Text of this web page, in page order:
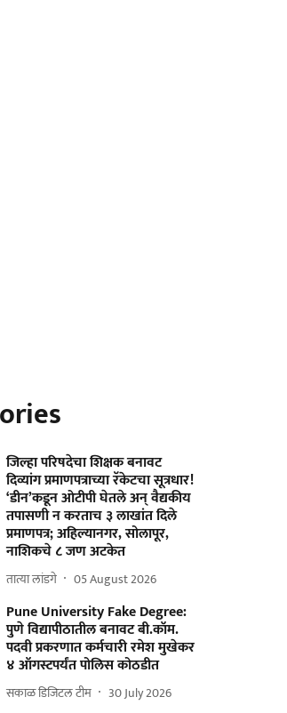
जिल्हा परिषदेचा शिक्षक बनावट
दिव्यांग प्रमाणपत्राच्या रॅकेटचा सूत्रधार!
‘डीन’कडून ओटीपी घेतले अन्‌ वैद्यकीय
तपासणी न करताच ३ लाखांत दिले
प्रमाणपत्र; अहिल्यानगर, सोलापूर,
नाशिकचे ८ जण अटकेत
तात्या लांडगे 05 August 2026
Pune University Fake Degree:
पुणे विद्यापीठातील बनावट बी.कॉम.
पदवी प्रकरणात कर्मचारी रमेश मुखेकर
४ ऑगस्टपर्यंत पोलिस कोठडीत
सकाळ डिजिटल टीम 30 July 2026